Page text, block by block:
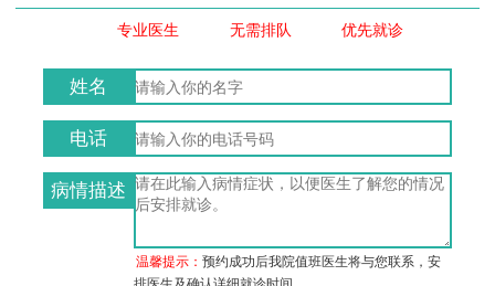
专业医生 无需排队 优先就诊
姓名
电话
病情描述
温馨提示：预约成功后我院值班医生将与您联系，安